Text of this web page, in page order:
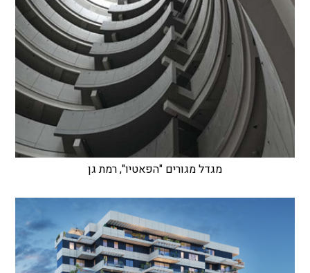
מגדל מגורים "הפאטיו", רמת גן